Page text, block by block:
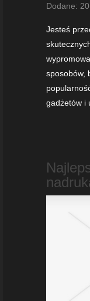
Dodane:
Jesteś
sposobów,
gadżetów i